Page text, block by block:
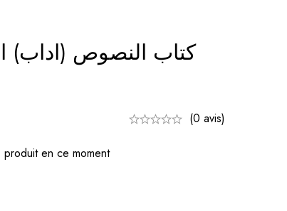
(0 avis)
en ce moment